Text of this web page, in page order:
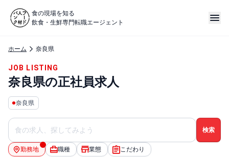
食の現場を知る
飲食・生鮮専門転職エージェント
ホーム 奈良県
JOB LISTING
奈良県の正社員求人
奈良県
勤務地 職種 業態 こだわり